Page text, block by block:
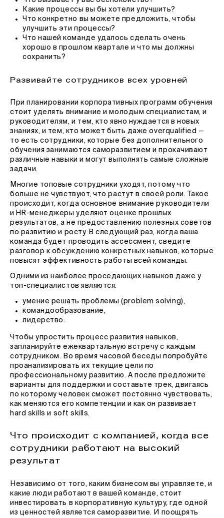
Какие процессы вы бы хотели улучшить?
Что конкретно вы можете предложить, чтобы
улучшить эти процессы?
Что нашей команде удалось сделать очень
хорошо в прошлом квартале и что мы должны
сохранить?
Развивайте сотрудников всех уровней
При планировании корпоративных программ обучения
стоит уделять внимание и молодым специалистам, и
руководителям, и тем, кто явно нуждается в новых
знаниях, и тем, кто может быть даже overqualified —
то есть сотрудники, которые без дополнительного
обучения занимаются саморазвитием и прокачивают
различные навыки и могут выполнять самые сложные
задачи.
Многие топовые сотрудники уходят, потому что
больше не чувствуют, что растут в своей роли. Такое
происходит, когда основное внимание руководители
и HR-менеджеры уделяют оценке прошлых
результатов, а не предоставлению полезных советов
по развитию и росту. В следующий раз, когда ваша
команда будет проводить ассессмент, сведите
разговор к обсуждению конкретных навыков, которые
повысят эффективность работы всей команды.
Одними из наиболее проседающих навыков даже у
топ-специалистов являются:
умение решать проблемы (problem solving),
командообразование,
лидерство.
Чтобы упростить процесс развития навыков,
запланируйте ежеквартальную встречу с каждым
сотрудником. Во время часовой беседы попробуйте
проанализировать их текущие цели по
профессиональному развитию. А после предложите
варианты для поддержки и составьте трек, двигаясь
по которому человек сможет постоянно чувствовать,
как меняются его компетенции и как он развивает
hard skills и soft skills.
Что происходит с компанией, когда все
сотрудники работают на высокий
результат
Независимо от того, каким бизнесом вы управляете, и
какие люди работают в вашей команде, стоит
инвестировать в корпоративную культуру, где одной
из ценностей является саморазвитие. И поощрять